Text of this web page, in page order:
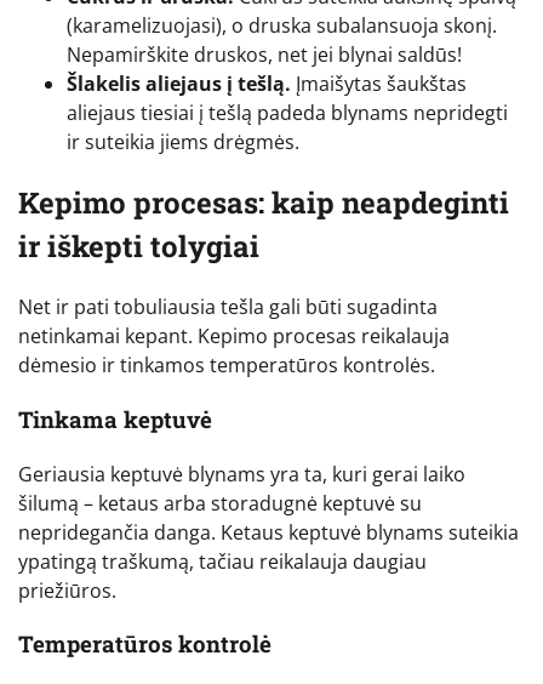
(karamelizuojasi), o druska subalansuoja skonį.
Nepamirškite druskos, net jei blynai saldūs!
Šlakelis aliejaus į tešlą. Įmaišytas šaukštas
aliejaus tiesiai į tešlą padeda blynams nepridegti
ir suteikia jiems drėgmės.
Kepimo procesas: kaip neapdeginti
ir iškepti tolygiai
Net ir pati tobuliausia tešla gali būti sugadinta
netinkamai kepant. Kepimo procesas reikalauja
dėmesio ir tinkamos temperatūros kontrolės.
Tinkama keptuvė
Geriausia keptuvė blynams yra ta, kuri gerai laiko
šilumą – ketaus arba storadugnė keptuvė su
nepridegančia danga. Ketaus keptuvė blynams suteikia
ypatingą traškumą, tačiau reikalauja daugiau
priežiūros.
Temperatūros kontrolė